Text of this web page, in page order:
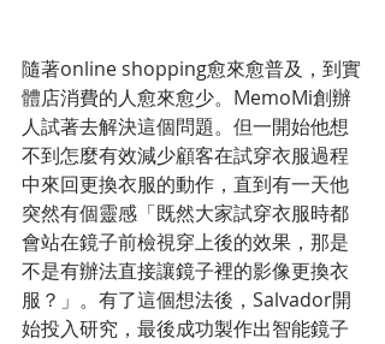
隨著online shopping愈來愈普及，到實
體店消費的人愈來愈少。MemoMi創辦
人試著去解決這個問題。但一開始他想
不到怎麼有效減少顧客在試穿衣服過程
中來回更換衣服的動作，直到有一天他
突然有個靈感「既然大家試穿衣服時都
會站在鏡子前檢視穿上後的效果，那是
不是有辦法直接讓鏡子裡的影像更換衣
服？」。有了這個想法後，Salvador開
始投入研究，最後成功製作出智能鏡子